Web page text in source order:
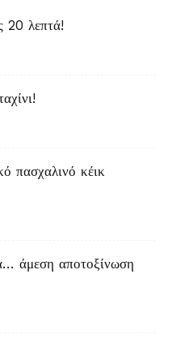
20 λεπτά!
πασχαλινό κέικ
άμεση αποτοξίνωση